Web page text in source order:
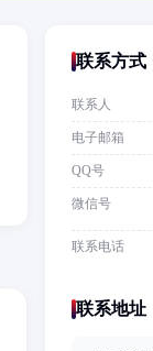
联系方式
联系人
电子邮箱
QQ号
微信号
联系电话
联系地址